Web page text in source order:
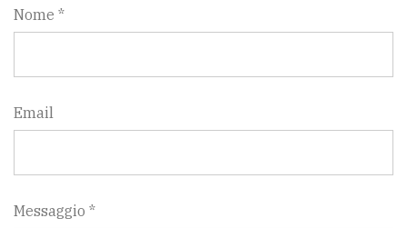
TESTATE
policy
Nome *
Email
Messaggio *